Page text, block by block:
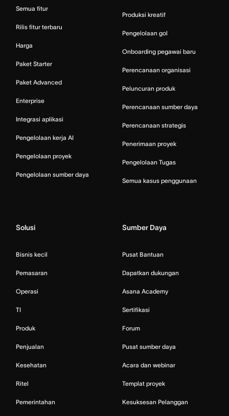
Semua fitur
Rilis fitur terbaru
Harga
Paket Starter
Paket Advanced
Enterprise
Integrasi aplikasi
Pengelolaan kerja AI
Pengelolaan proyek
Pengelolaan sumber daya
Produksi kreatif
Pengelolaan gol
Onboarding pegawai baru
Perencanaan organisasi
Peluncuran produk
Perencanaan sumber daya
Perencanaan strategis
Penerimaan proyek
Pengelolaan Tugas
Semua kasus penggunaan
Solusi
Bisnis kecil
Pemasaran
Operasi
TI
Produk
Penjualan
Kesehatan
Ritel
Pemerintahan
Sumber Daya
Pusat Bantuan
Dapatkan dukungan
Asana Academy
Sertifikasi
Forum
Pusat sumber daya
Acara dan webinar
Templat proyek
Kesuksesan Pelanggan